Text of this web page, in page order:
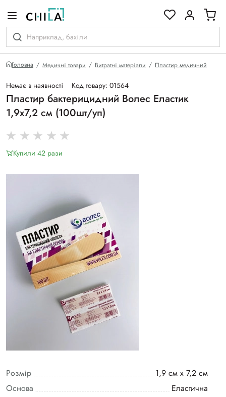
Головна Медичні товари Витратні матеріали Пластир медичний
Немає в наявності Код товару: 01564
Пластир бактерицидний Волес Еластик
1,9х7,2 см (100шт/уп)
Купили 42 рази
Розмір
1,9 см х 7,2 см
Основа
Еластична
гамі